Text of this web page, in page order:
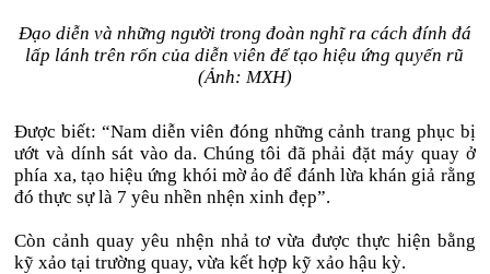
Đạo diễn và những người trong đoàn nghĩ ra cách đính đá
lấp lánh trên rốn của diễn viên để tạo hiệu ứng quyến rũ
(Ảnh: MXH)
Được biết: “Nam diễn viên đóng những cảnh trang phục bị
ướt và dính sát vào da. Chúng tôi đã phải đặt máy quay ở
phía xa, tạo hiệu ứng khói mờ ảo để đánh lừa khán giả rằng
đó thực sự là 7 yêu nhền nhện xinh đẹp”.
Còn cảnh quay yêu nhện nhả tơ vừa được thực hiện bằng
kỹ xảo tại trường quay, vừa kết hợp kỹ xảo hậu kỳ.